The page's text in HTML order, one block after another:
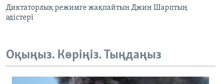
Диктаторлық режимге жақпайтын Джин Шарптың
әдістері
Оқыңыз. Көріңіз. Тыңдаңыз